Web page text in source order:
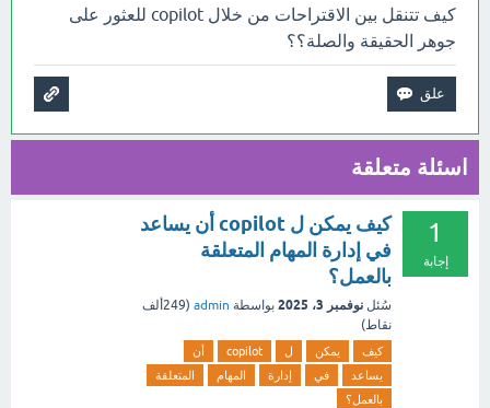
كيف تتنقل بين الاقتراحات من خلال copilot للعثور على
جوهر الحقيقة والصلة؟؟
اسئلة متعلقة
1
إجابة
كيف يمكن ل copilot أن يساعد
في إدارة المهام المتعلقة
بالعمل؟
سُئل نوفمبر 3، 2025 بواسطة admin
(249ألف
نقاط)
كيف يمكن ل copilot
أن
يساعد
في إدارة المهام
المتعلقة
بالعمل؟